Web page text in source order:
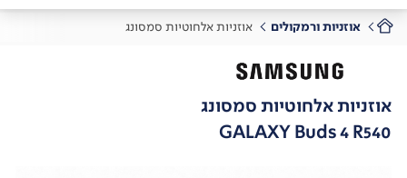
אוזניות ורמקולים אוזניות אלחוטיות סמסונג
אוזניות אלחוטיות סמסונג
GALAXY Buds 4 R540